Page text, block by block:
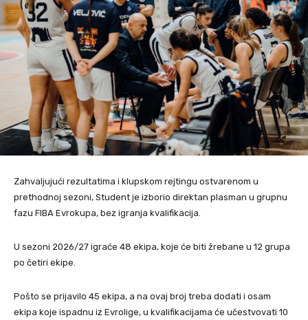
Zahvaljujući rezultatima i klupskom rejtingu ostvarenom u
prethodnoj sezoni, Student je izborio direktan plasman u grupnu
fazu FIBA Evrokupa, bez igranja kvalifikacija.
U sezoni 2026/27 igraće 48 ekipa, koje će biti žrebane u 12 grupa
po četiri ekipe.
Pošto se prijavilo 45 ekipa, a na ovaj broj treba dodati i osam
ekipa koje ispadnu iz Evrolige, u kvalifikacijama će učestvovati 10